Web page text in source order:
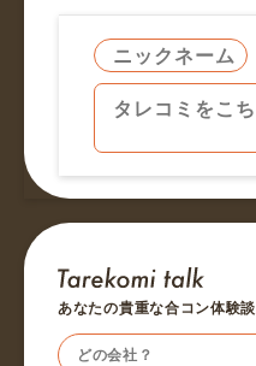
あなたの貴重な合コン体験